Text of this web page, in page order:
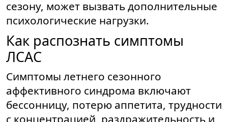
сезону, может вызвать дополнительные
психологические нагрузки.
Как распознать симптомы
ЛСАС
Симптомы летнего сезонного
аффективного синдрома включают
бессонницу, потерю аппетита, трудности
с концентрацией, раздражительность и